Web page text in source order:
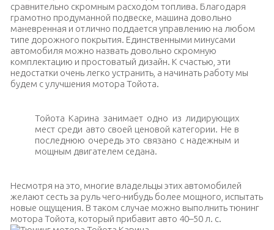
сравнительно скромным расходом топлива. Благодаря
грамотно продуманной подвеске, машина довольно
маневренная и отлично поддается управлению на любом
типе дорожного покрытия. Единственными минусами
автомобиля можно назвать довольно скромную
комплектацию и простоватый дизайн. К счастью, эти
недостатки очень легко устранить, а начинать работу мы
будем с улучшения мотора Тойота.
Тойота Карина занимает одно из лидирующих
мест среди авто своей ценовой категории. Не в
последнюю очередь это связано с надежным и
мощным двигателем седана.
Несмотря на это, многие владельцы этих автомобилей
желают сесть за руль чего-нибудь более мощного, испытать
новые ощущения. В таком случае можно выполнить тюнинг
мотора Тойота, который прибавит авто 40–50 л. с.